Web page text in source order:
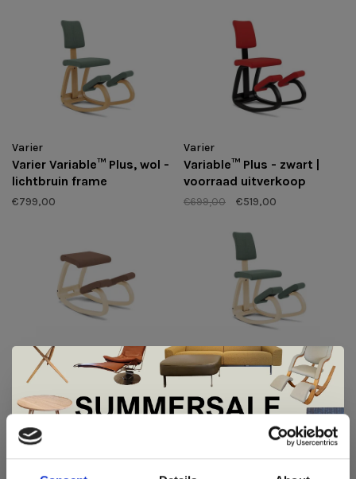
Varier
Varier Variable™ Plus, wol -
lichtbruin frame
€799,00
Varier
Variable™ Plus - zwart |
voorraad uitverkoop
€699,00 €519,00
Varier
Varier Variable™ wol, essen
frame
€449,00
Varier
Varier Variable™ Plus, wol
€799,00
De Summer Sale bij Snip Wonen+ is